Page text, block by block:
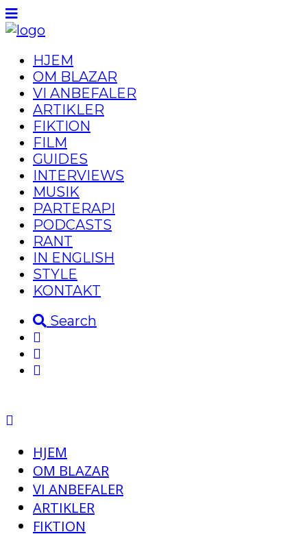
HJEM
OM BLAZAR
VI ANBEFALER
ARTIKLER
FIKTION
FILM
GUIDES
INTERVIEWS
MUSIK
PARTERAPI
PODCASTS
RANT
IN ENGLISH
STYLE
KONTAKT
Search
HJEM
OM BLAZAR
VI ANBEFALER
ARTIKLER
FIKTION